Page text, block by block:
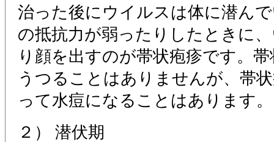
治った後にウイルスは体に潜ん
の抵抗力が弱ったりしたときに
り顔を出すのが帯状疱疹です。
うつることはありませんが、帯
って水痘になることはあります。
２） 潜伏期